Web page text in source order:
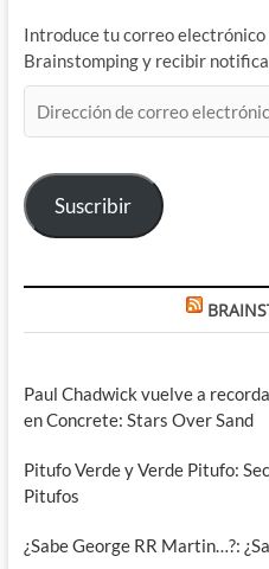
Introduce tu correo
Brainstomping y recibir
de
electrónico
Suscribir
Paul Chadwick vuelve a
en Concrete: Stars Over Sand
Pitufo Verde y Verde Pitufo:
Pitufos
¿Sabe George RR Martin…?: